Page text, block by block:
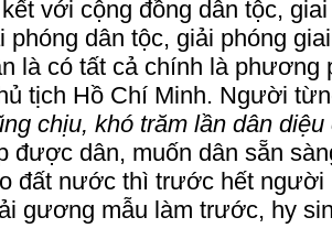
với cộng đồng dân tộc,
phóng dân tộc, giải phóng
là có tất cả chính là phương
tịch Hồ Chí Minh. Người
chịu, khó trăm lần dân diệu
được dân, muốn dân sẵn
đất nước thì trước hết người
gương mẫu làm trước, hy